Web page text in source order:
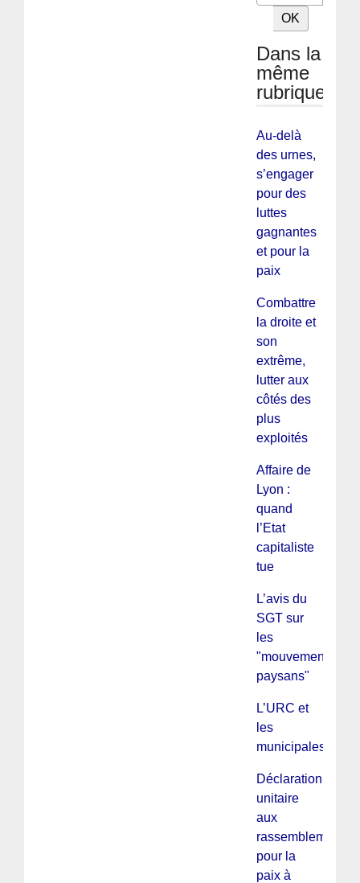
Dans la
même
rubrique
Au-delà
des urnes,
s’engager
pour des
luttes
gagnantes
et pour la
paix
Combattre
la droite et
son
extrême,
lutter aux
côtés des
plus
exploités
Affaire de
Lyon :
quand
l’Etat
capitaliste
tue
L’avis du
SGT sur
les
"mouvements
paysans"
L’URC et
les
municipales
Déclaration
unitaire
aux
rassemblements
pour la
paix à